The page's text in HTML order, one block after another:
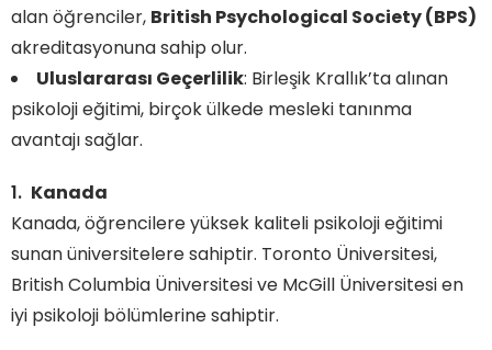
alan öğrenciler, British Psychological Society (BPS)
akreditasyonuna sahip olur.
Uluslararası Geçerlilik: Birleşik Krallık’ta alınan
psikoloji eğitimi, birçok ülkede mesleki tanınma
avantajı sağlar.
Kanada
Kanada, öğrencilere yüksek kaliteli psikoloji eğitimi
sunan üniversitelere sahiptir. Toronto Üniversitesi,
British Columbia Üniversitesi ve McGill Üniversitesi en
iyi psikoloji bölümlerine sahiptir.